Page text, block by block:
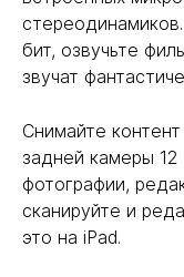
бит, озвучьте
звучат
Снимайте
задней камеры
фотографии,
сканируйте и
это на iPad.